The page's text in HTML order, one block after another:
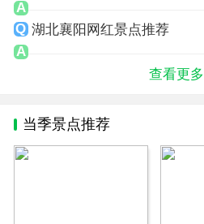
湖北襄阳网红景点推荐
查看更多
当季景点推荐